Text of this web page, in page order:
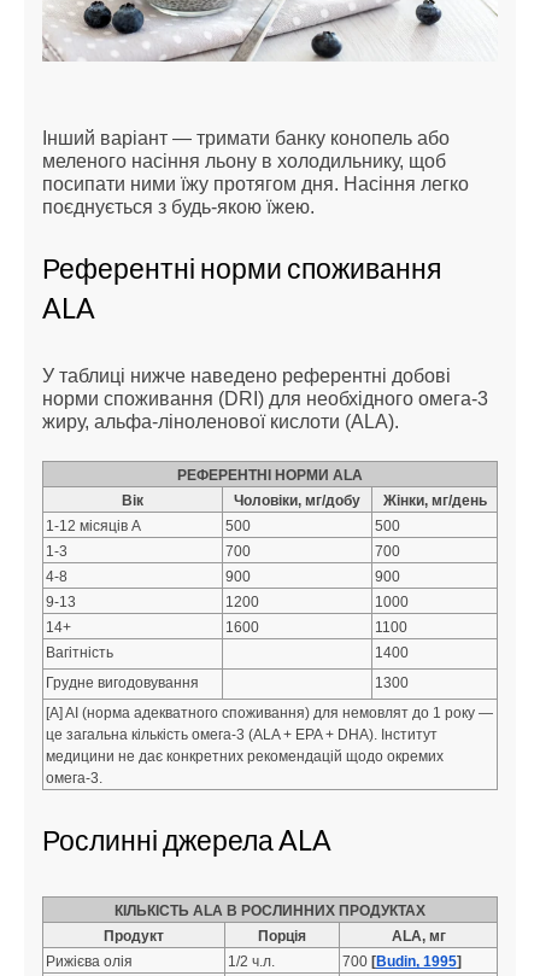
Інший варіант — тримати банку конопель або
меленого насіння льону в холодильнику, щоб
посипати ними їжу протягом дня. Насіння легко
поєднується з будь-якою їжею.
Референтні норми споживання
ALA
У таблиці нижче наведено референтні добові
норми споживання (DRI) для необхідного омега-3
жиру, альфа-ліноленової кислоти (ALA).
РЕФЕРЕНТНІ НОРМИ ALA
Вік
Чоловіки, мг/добу
Жінки, мг/день
1-12 місяців A
500
500
1-3
700
700
4-8
900
900
9-13
1200
1000
14+
1600
1100
Вагітність
1400
Грудне вигодовування
1300
[A] AI (норма адекватного споживання) для немовлят до 1 року —
це загальна кількість омега-3 (ALA + EPA + DHA). Інститут
медицини не дає конкретних рекомендацій щодо окремих
омега-3.
Рослинні джерела ALA
КІЛЬКІСТЬ ALA В РОСЛИННИХ ПРОДУКТАХ
Продукт
Порція
ALA, мг
Рижієва олія
1/2 ч.л. 700 [Budin, 1995]